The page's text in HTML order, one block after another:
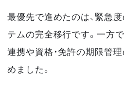
最優先で進めたのは、緊急
テムの完全移行です。一方
連携や資格・免許の期限管
めました。